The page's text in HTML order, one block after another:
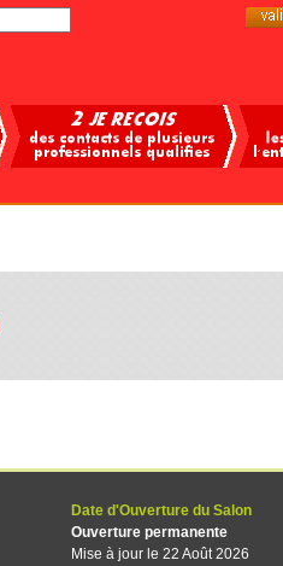
Date d'Ouverture du Salon
Ouverture permanente
Mise à jour le 22 Août 2026